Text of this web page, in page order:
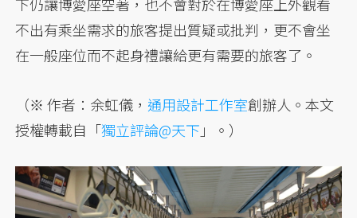
不出有乘坐需求的旅客提出質疑或批判，更不會坐
在一般座位而不起身禮讓給更有需要的旅客了。
（※ 作者：余虹儀， 通用設計工作室創辦人。本文
授權轉載自「獨立評論@天下 」。）